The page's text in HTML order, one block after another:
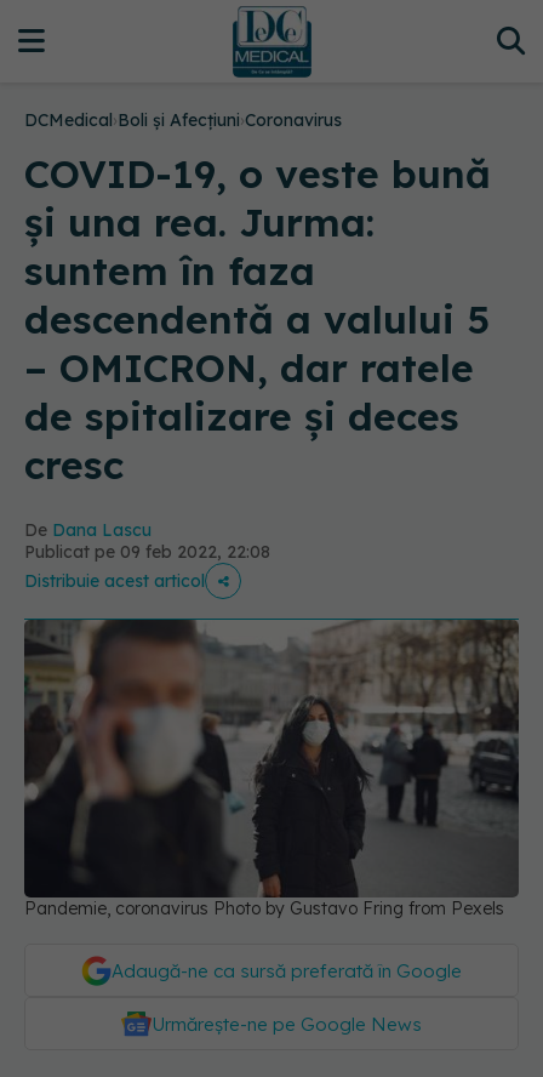
DCMedical›Boli și Afecțiuni›Coronavirus
COVID-19, o veste bună
și una rea. Jurma:
suntem în faza
descendentă a valului 5
– OMICRON, dar ratele
de spitalizare și deces
cresc
De Dana Lascu
Publicat pe 09 feb 2022, 22:08
Distribuie acest articol
Pandemie, coronavirus Photo by Gustavo Fring from Pexels
Adaugă-ne ca sursă preferată în Google
Urmărește-ne pe Google News